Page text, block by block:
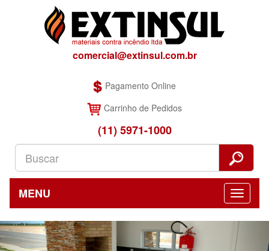
comercial@extinsul.com.br
Pagamento Online
Carrinho de Pedidos
(11) 5971-1000
MENU
Previous